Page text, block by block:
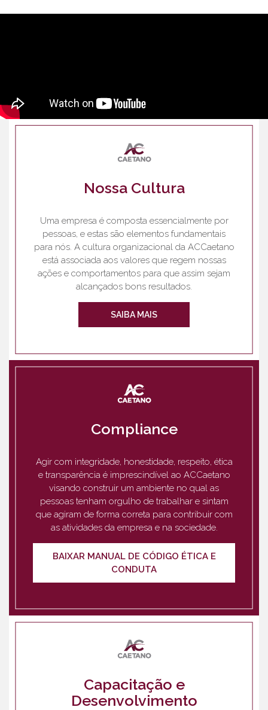
Nossa Cultura
Uma empresa é composta essencialmente por
pessoas, e estas são elementos fundamentais
para nós. A cultura organizacional da ACCaetano
está associada aos valores que regem nossas
ações e comportamentos para que assim sejam
alcançados bons resultados.
SAIBA MAIS
Compliance
Agir com integridade, honestidade, respeito, ética
e transparência é imprescindível ao ACCaetano
visando construir um ambiente no qual as
pessoas tenham orgulho de trabalhar e sintam
que agiram de forma correta para contribuir com
as atividades da empresa e na sociedade.
BAIXAR MANUAL DE CÓDIGO ÉTICA E
CONDUTA
Capacitação e
Desenvolvimento